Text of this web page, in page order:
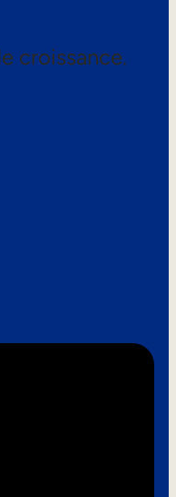
croissance.